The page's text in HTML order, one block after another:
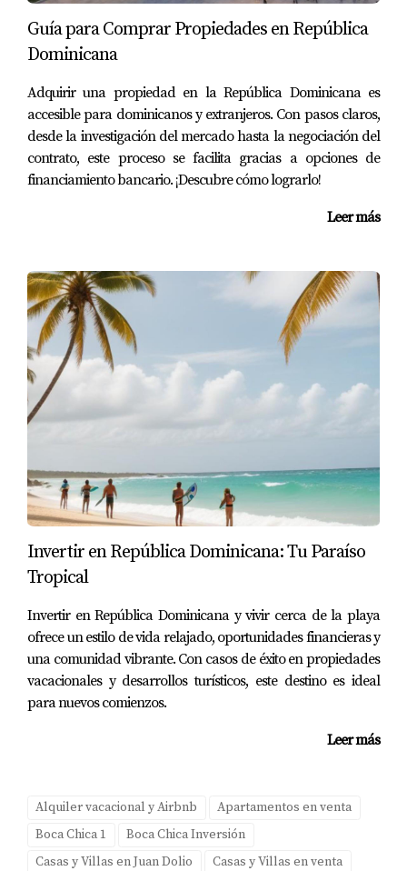
Sí, existen incentivos fiscales específicos para ciertas
inversiones como las zonas francas y proyectos
¿Cómo puedo encontrar asesoría local?
Puedes buscar asociaciones comerciales locales o
plataformas online que conecten inversores con expertos
exitosa. Si necesitas más información o deseas discutir tus
opciones, no dudes en contactarme al
18299375537
Guía para Comprar Propiedades en República
Dominicana
Adquirir una propiedad en la República Dominicana es
accesible para dominicanos y extranjeros. Con pasos claros,
desde la investigación del mercado hasta la negociación del
contrato, este proceso se facilita gracias a opciones de
financiamiento bancario. ¡Descubre cómo lograrlo!
Leer más
Invertir en República Dominicana: Tu Paraíso
Tropical
Invertir en República Dominicana y vivir cerca de la playa
ofrece un estilo de vida relajado, oportunidades financieras y
una comunidad vibrante. Con casos de éxito en propiedades
vacacionales y desarrollos turísticos, este destino es ideal
para nuevos comienzos.
Leer más
Alquiler vacacional y Airbnb
Apartamentos en venta
Boca Chica 1
Boca Chica Inversión
Casas y Villas en Juan Dolio
Casas y Villas en venta